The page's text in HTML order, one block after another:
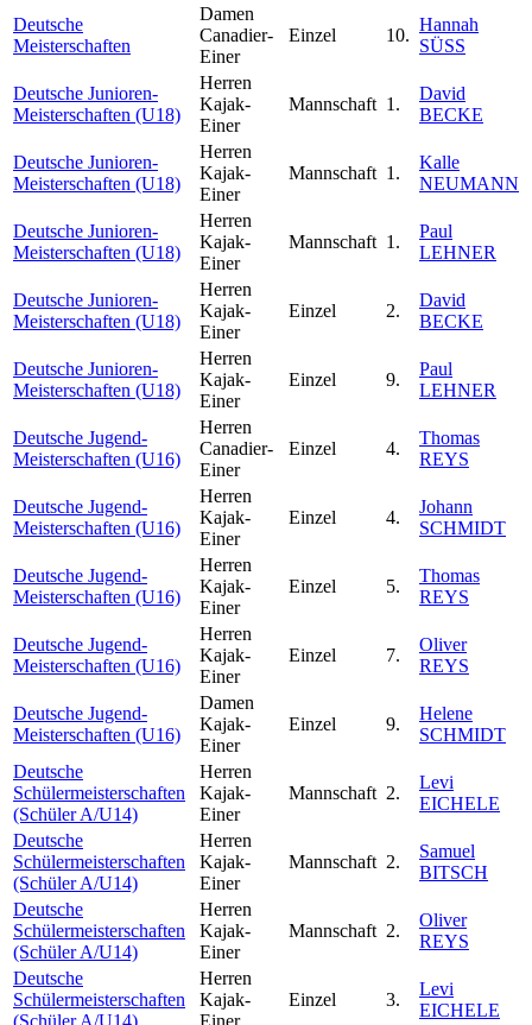
Deutsche
Meisterschaften
Damen
Canadier-
Einer
Einzel 10.
Hannah
SÜSS
Deutsche Junioren-
Meisterschaften (U18)
Herren
Kajak-
Einer
Mannschaft 1.
David
BECKE
Deutsche Junioren-
Meisterschaften (U18)
Herren
Kajak-
Einer
Mannschaft 1.
Kalle
NEUMANN
Deutsche Junioren-
Meisterschaften (U18)
Herren
Kajak-
Einer
Mannschaft 1.
Paul
LEHNER
Deutsche Junioren-
Meisterschaften (U18)
Herren
Kajak-
Einer
Einzel 2.
David
BECKE
Deutsche Junioren-
Meisterschaften (U18)
Herren
Kajak-
Einer
Einzel 9.
Paul
LEHNER
Deutsche Jugend-
Meisterschaften (U16)
Herren
Canadier-
Einer
Einzel 4.
Thomas
REYS
Deutsche Jugend-
Meisterschaften (U16)
Herren
Kajak-
Einer
Einzel 4.
Johann
SCHMIDT
Deutsche Jugend-
Meisterschaften (U16)
Herren
Kajak-
Einer
Einzel 5.
Thomas
REYS
Deutsche Jugend-
Meisterschaften (U16)
Herren
Kajak-
Einer
Einzel 7.
Oliver
REYS
Deutsche Jugend-
Meisterschaften (U16)
Damen
Kajak-
Einer
Einzel 9.
Helene
SCHMIDT
Deutsche
Schülermeisterschaften
(Schüler A/U14)
Herren
Kajak-
Einer
Mannschaft 2.
Levi
EICHELE
Deutsche
Schülermeisterschaften
(Schüler A/U14)
Herren
Kajak-
Einer
Mannschaft 2.
Samuel
BITSCH
Deutsche
Schülermeisterschaften
(Schüler A/U14)
Herren
Kajak-
Einer
Mannschaft 2.
Oliver
REYS
Deutsche
Schülermeisterschaften
Herren
Kajak-
Einzel 3.
Levi
EICHELE